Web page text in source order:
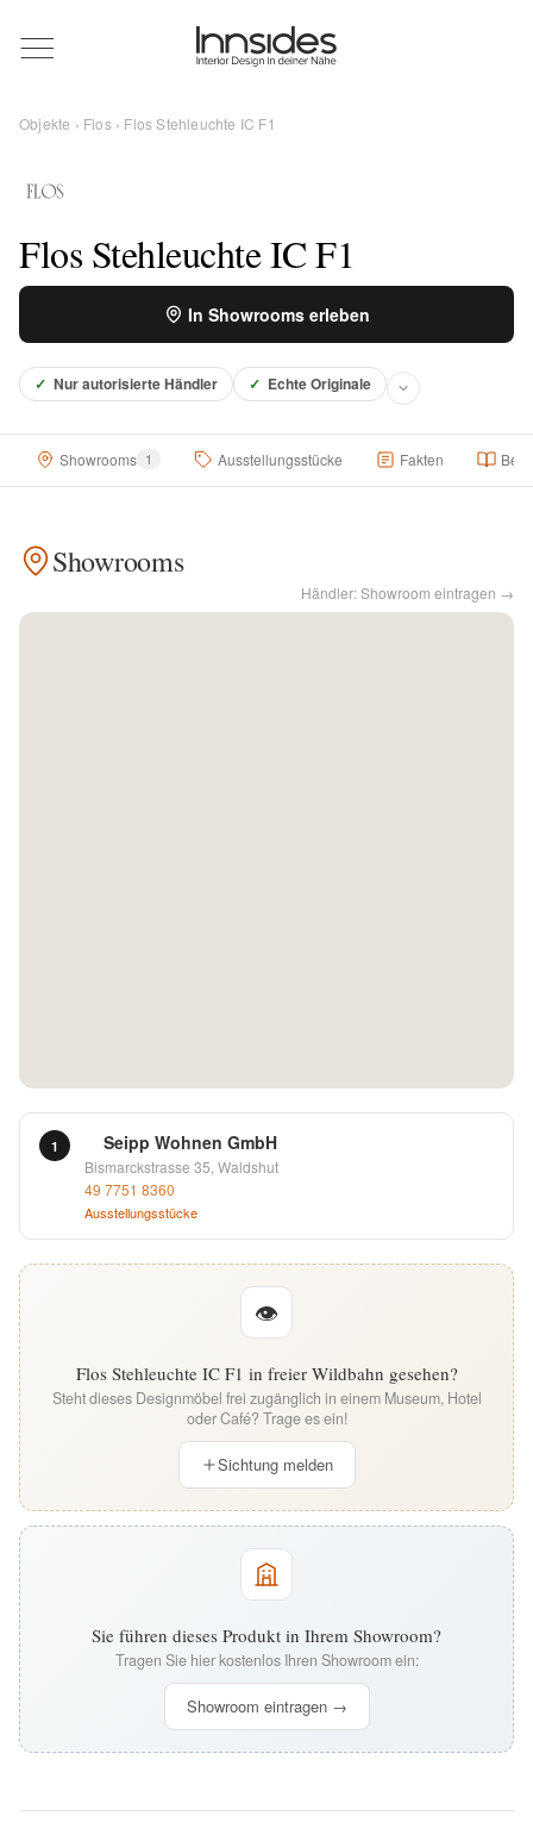
Magazin
Showrooms
Objekte
Über uns
English
Deutsch
Objekte › Flos› Flos Stehleuchte IC F1
Flos Stehleuchte IC F1
In Showrooms erleben
✓ Nur autorisierte Händler ✓ Echte Originale
Showrooms 1 Ausstellungsstücke Fakten
Showrooms
Händler: Showroom eintragen →
1 Seipp Wohnen GmbH
Bismarckstrasse 35, Waldshut
49 7751 8360
Ausstellungsstücke
👁
Flos Stehleuchte IC F1 in freier Wildbahn gesehen?
Steht dieses Designmöbel frei zugänglich in einem Museum, Hotel
oder Café? Trage es ein!
Sichtung melden
Sie führen dieses Produkt in Ihrem Showroom?
Tragen Sie hier kostenlos Ihren Showroom ein:
Showroom eintragen →